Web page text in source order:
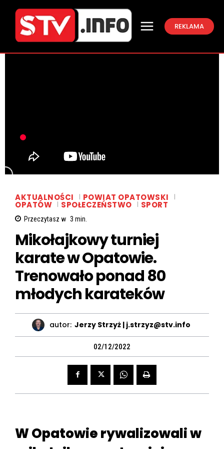
REKLAMA
AKTUALNOŚCI POWIAT OPATOWSKI
OPATÓW SPOŁECZEŃSTWO SPORT
Przeczytasz w 3 min.
Mikołajkowy turniej
karate w Opatowie.
Trenowało ponad 80
młodych karateków
autor: Jerzy Strzyż | j.strzyz@stv.info
02/12/2022
W Opatowie rywalizowali w